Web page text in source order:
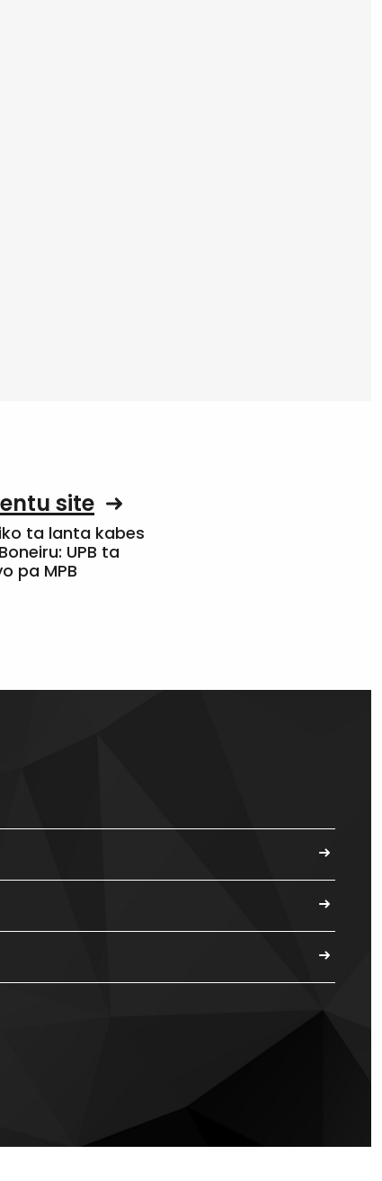
site
ta lanta kabes
UPB ta
pa MPB